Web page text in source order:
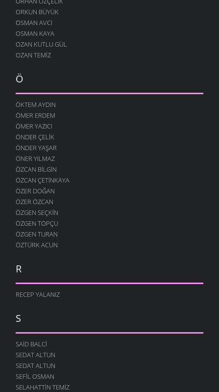
7 OCAK 2009
AĞLARDI
7 OCAK 2009
KÖYÜMÜ TANI
7 OCAK 2009
ORKUN BÜYÜK
OSMAN AVCI
OSMAN KAYA
OZAN KUTLU GÜL
OZAN TEMIZ
Ö
ÖKTEM AYDIN
ÖMER ERDEM
ÖMER YAZICI
ÖNDER ÇELIK
ÖNDER YAŞAR
ÖNER YILMAZ
ÖZCAN BILGIN
ÖZCAN ÇETINKAYA
ÖZER DOĞAN
ÖZER ÖZCAN
ÖZGEN SEÇKIN
ÖZGEN TOPÇU
ÖZGEN TURAN
ÖZTÜRK ACUN
R
RECEP YALANIZ
S
SAID BALCI
SEDAT ALTUN
SEDAT ALTUN
SEFIL OSMAN
SELAHATTIN TEMIZ